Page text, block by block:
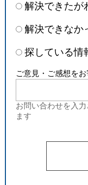
解決できたが
解決できなか
探している情
ご意見・ご感想を
お問い合わせを入
ます